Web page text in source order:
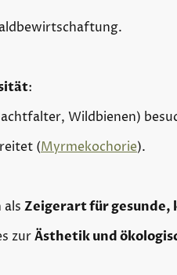
:
Wildbienen)
(Myrmekochorie).
als Zeigerart für gesunde,
zurÄsthetik und